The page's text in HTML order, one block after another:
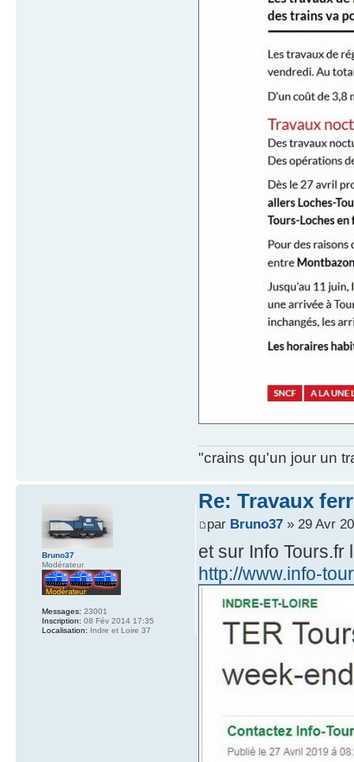
"crains qu'un jour un
Re: Travaux
par Bruno37» 29 Avr
et sur Info Tours.fr
http://www.info-
Bruno37
Modérateur
Messages: 23001
Inscription: 08 Fév 2014 17:35
Localisation: Indre et Loire 37